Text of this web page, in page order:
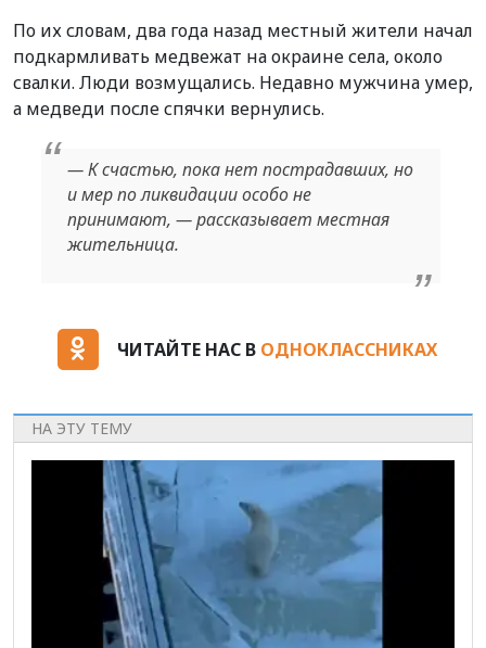
По их словам, два года назад местный жители начал
подкармливать медвежат на окраине села, около
свалки. Люди возмущались. Недавно мужчина умер,
а медведи после спячки вернулись.
— К счастью, пока нет пострадавших, но
и мер по ликвидации особо не
принимают, — рассказывает местная
жительница.
ЧИТАЙТЕ НАС В ОДНОКЛАССНИКАХ
НА ЭТУ ТЕМУ